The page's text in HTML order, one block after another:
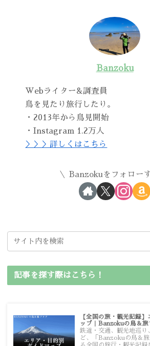
Banzoku
Webライター&調査員
鳥を見たり旅行したり。
・2013年から鳥見開始
・Instagram 1.2万人
＞＞＞詳しくはこちら
Banzokuをフォロー
記事を探す際はこちら！
【全国の旅・観光記録
ップ｜Banzokuの鳥＆旅
鉄道・交通、観光地巡り
ど、「Banzokuの鳥＆